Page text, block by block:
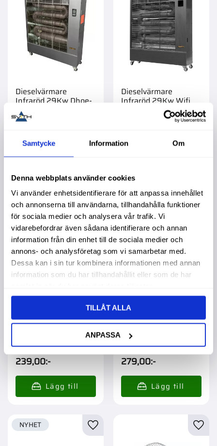
Samtycke Information Om
Denna webbplats använder cookies
Vi använder enhetsidentifierare för att anpassa innehållet
och annonserna till användarna, tillhandahålla funktioner
för sociala medier och analysera vår trafik. Vi
vidarebefordrar även sådana identifierare och annan
information från din enhet till de sociala medier och
annons- och analysföretag som vi samarbetar med.
Dessa kan i sin tur kombinera informationen med annan
information som du har tillhandahållit eller som de har
TILLÅT ALLA
ANPASSA
Dieselvärmare
Infraröd 29Kw Dhoe-
250F
50 190,00
Dieselvärmare
Infraröd 29Kw Wifi
Garanti 3 år. Köpa större
51 390,00
Eldgaller 110X400Mm
Förpackad om 1 st.
239,00:-
NYHET Lägg till i favoriter
Eldgaller 140X390 Htt
Köpa större mängd?
Förpackad om 1 st.
279,00:-
NYHET
NYHET Lägg till i favoriter